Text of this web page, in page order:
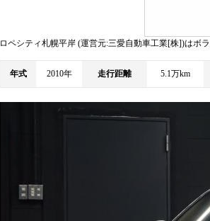
ロペシティ札幌平岸 (運営元:三愛自動車工業[株])はボ
年式 2010年 走行距離 5.1万km